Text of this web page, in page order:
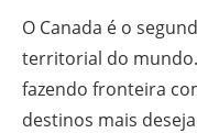
O Canada é o
territorial do
fazendo fronteira
destinos mais